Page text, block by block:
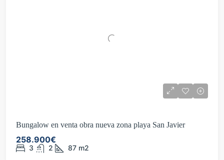
Bungalow en venta obra nueva zona playa San Javier
258.900€
3 2 87 m2